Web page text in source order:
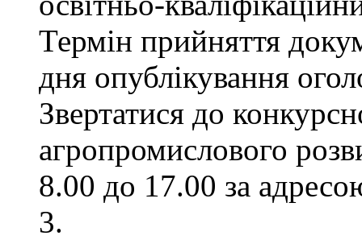
Термін прийняття
дня опублікування
Звертатися до
агропромислового
8.00 до 17.00 за
3.